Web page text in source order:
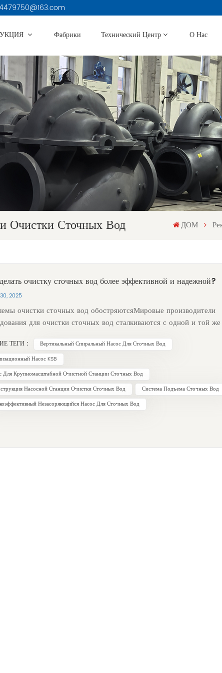
Фабрики Технический Центр О Нас
Очистки Сточных Вод ДОМ
очистку сточных вод более эффективной и надежной?
2025
очистки сточных вод обостряютсяМировые производители
для очистки сточных вод сталкиваются с одной и той же
стоках и поверхностных водах, таких как влажные
и другие плетёные материалы, которые могут засорять насосы.
на это, особенно в эпоху сокращения бюджетов и растущей
технологических процессов, очистные сооружения должны
максимально эффективными, безотказными и не требовать
обслуживания. Обеспечение надежной и эффективной
ТЕГИ :
Вертикальный Спиральный Насос Для Сточных Вод
Насос KSB
Для Крупномасштабной Очистной Станции Сточных Вод
Насосной Станции Очистки Сточных Вод
Система Подъема Сточных Вод
Незасоряющийся Насос Для Сточных Вод